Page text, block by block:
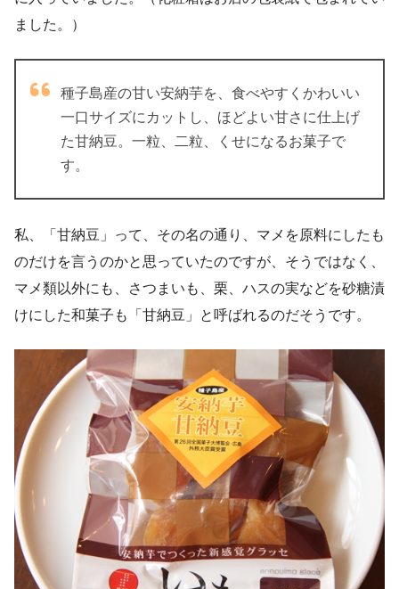
ました。）
種子島産の甘い安納芋を、食べやすくかわいい
一口サイズにカットし、ほどよい甘さに仕上げ
た甘納豆。一粒、二粒、くせになるお菓子で
す。
私、「甘納豆」って、その名の通り、マメを原料にしたも
のだけを言うのかと思っていたのですが、そうではなく、
マメ類以外にも、さつまいも、栗、ハスの実などを砂糖漬
けにした和菓子も「甘納豆」と呼ばれるのだそうです。